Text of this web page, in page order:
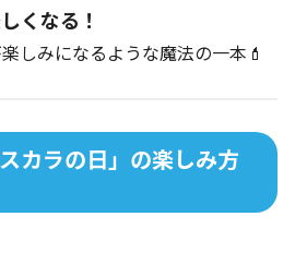
くなる！
しみになるような魔法の一本💄
カラの日」の楽しみ方